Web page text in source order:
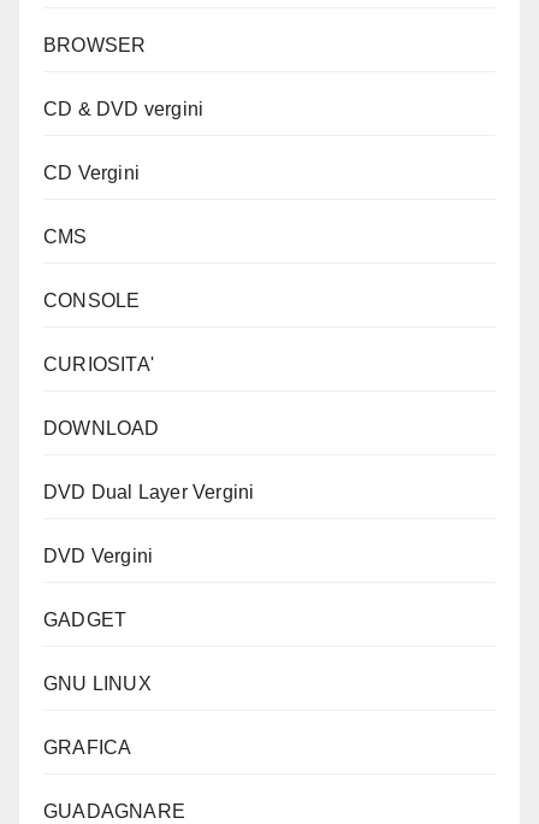
BROWSER
CD & DVD vergini
CD Vergini
CMS
CONSOLE
CURIOSITA'
DOWNLOAD
DVD Dual Layer Vergini
DVD Vergini
GADGET
GNU LINUX
GRAFICA
GUADAGNARE